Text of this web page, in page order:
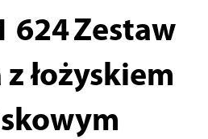
624Zestaw
z łożyskiem